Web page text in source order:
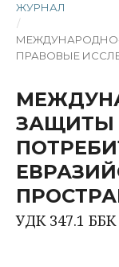
ЖУРНАЛ
/
ПРАВОВЫЕ
ЗАЩИТЫ
УДК 347.1 ББК